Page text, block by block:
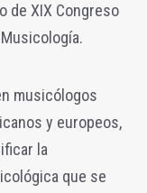
de XIX Congreso
musicólogos
y europeos,
la
que se